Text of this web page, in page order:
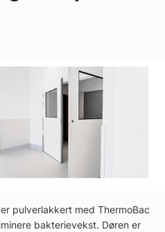
pulverlakkert med ThermoBac
bakterievekst. Døren er